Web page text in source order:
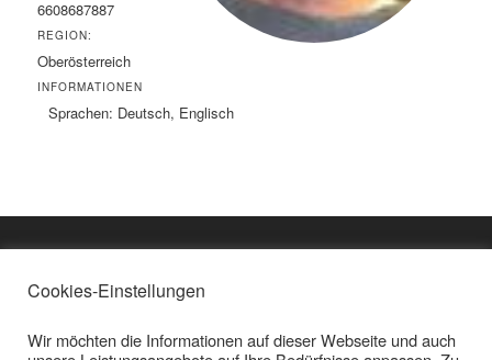
6608687887
REGION:
Oberösterreich
INFORMATIONEN
Sprachen: Deutsch, Englisch
Untererleinsbach 1
© Copyright Beate
Cookies-Einstellungen
Wir möchten die Informationen auf dieser Webseite und auch